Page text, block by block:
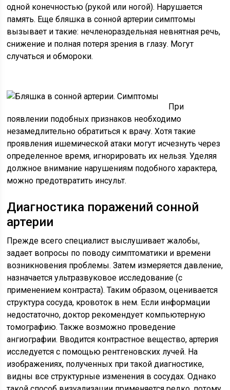
одной конечностью (рукой или ногой). Нарушается
память. Еще бляшка в сонной артерии симптомы
вызывает и такие: нечленораздельная невнятная речь,
снижение и полная потеря зрения в глазу. Могут
случаться и обмороки.
При
появлении подобных признаков необходимо
незамедлительно обратиться к врачу. Хотя такие
проявления ишемической атаки могут исчезнуть через
определенное время, игнорировать их нельзя. Уделяя
должное внимание нарушениям подобного характера,
можно предотвратить инсульт.
Диагностика поражений сонной
артерии
Прежде всего специалист выслушивает жалобы,
задает вопросы по поводу симптоматики и времени
возникновения проблемы. Затем измеряется давление,
назначается ультразвуковое исследование (с
применением контраста). Таким образом, оценивается
структура сосуда, кровоток в нем. Если информации
недостаточно, доктор рекомендует компьютерную
томографию. Также возможно проведение
ангиографии. Вводится контрастное вещество, артерия
исследуется с помощью рентгеновских лучей. На
изображениях, полученных при такой диагностике,
видны все структурные изменения в сосудах. Однако